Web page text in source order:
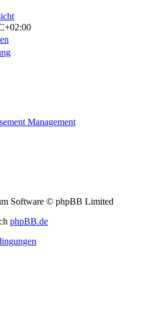
Management
Software © phpBB Limited
phpBB.de